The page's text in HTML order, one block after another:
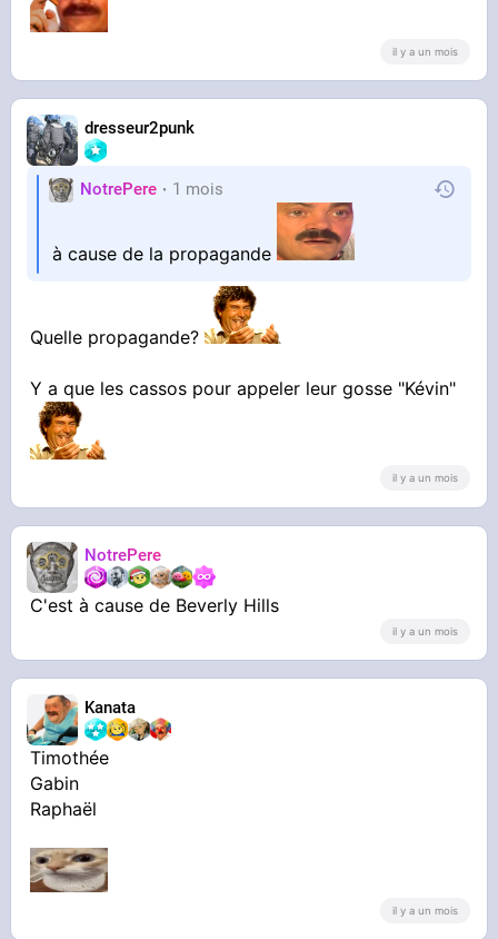
il y a un mois
dresseur2punk
NotrePere 1 mois
à cause de la propagande
Quelle propagande?
Y a que les cassos pour appeler leur gosse "Kévin"
il y a un mois
NotrePere
C'est à cause de Beverly Hills
il y a un mois
Kanata
Timothée
Gabin
Raphaël
il y a un mois